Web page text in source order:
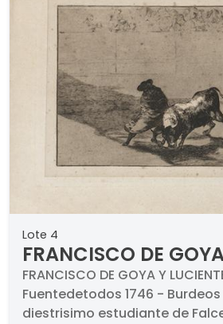
Lote 4
FRANCISCO DE
LUCIENTES - El
estudiante de
FRANCISCO DE GOYA Y
Fuentedetodos 1746 - Burdeos
diestrisimo estudiante de